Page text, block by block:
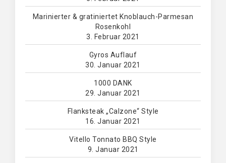
Marinierter & gratiniertet Knoblauch-Parmesan
Rosenkohl
3. Februar 2021
Gyros Auflauf
30. Januar 2021
1000 DANK
29. Januar 2021
Flanksteak „Calzone“ Style
16. Januar 2021
Vitello Tonnato BBQ Style
9. Januar 2021